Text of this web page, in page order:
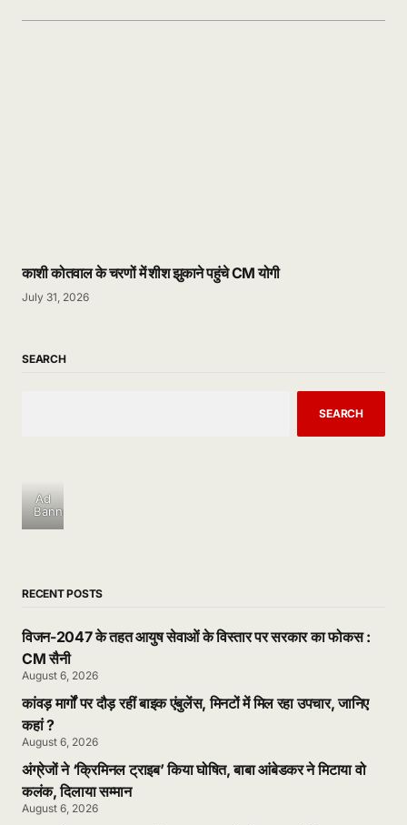
काशी कोतवाल के चरणों में शीश झुकाने पहुंचे CM योगी
July 31, 2026
SEARCH
SEARCH
Ad
Banner
RECENT POSTS
विजन-2047 के तहत आयुष सेवाओं के विस्तार पर सरकार का फोकस :
CM सैनी
August 6, 2026
कांवड़ मार्गों पर दौड़ रहीं बाइक एंबुलेंस, मिनटों में मिल रहा उपचार, जानिए
कहां ?
August 6, 2026
अंग्रेजों ने ‘क्रिमिनल ट्राइब’ किया घोषित, बाबा आंबेडकर ने मिटाया वो
कलंक, दिलाया सम्मान
August 6, 2026